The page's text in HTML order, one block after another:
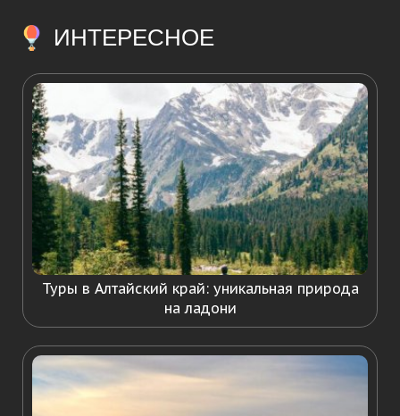
ИНТЕРЕСНОЕ
Туры в Алтайский край: уникальная природа
на ладони